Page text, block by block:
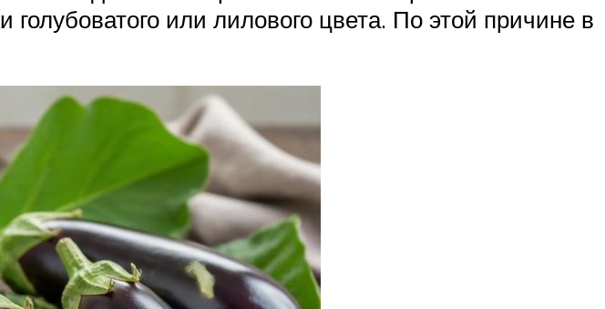
или лилового цвета. По этой причине в